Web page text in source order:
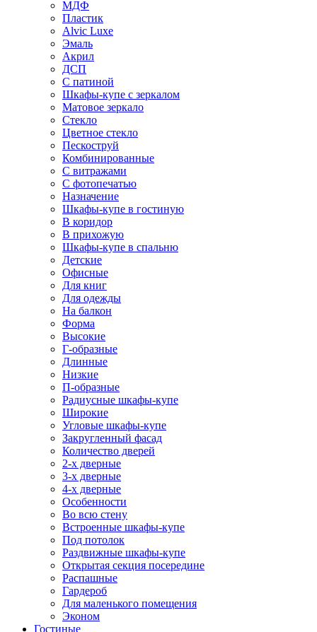
МДФ
Пластик
Alvic Luxe
Эмаль
Акрил
ДСП
С патиной
Шкафы-купе с зеркалом
Матовое зеркало
Стекло
Цветное стекло
Пескоструй
Комбинированные
С витражами
С фотопечатью
Назначение
Шкафы-купе в гостиную
В коридор
В прихожую
Шкафы-купе в спальню
Детские
Офисные
Для книг
Для одежды
На балкон
Форма
Высокие
Г-образные
Длинные
Низкие
П-образные
Радиусные шкафы-купе
Широкие
Угловые шкафы-купе
Закругленный фасад
Количество дверей
2-х дверные
3-х дверные
4-х дверные
Особенности
Во всю стену
Встроенные шкафы-купе
Под потолок
Раздвижные шкафы-купе
Открытая секция посередине
Распашные
Гардероб
Для маленького помещения
Эконом
Гостиные